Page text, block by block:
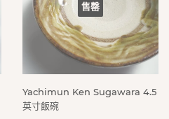
售罄
Yachimun Ken Sugawara 4.5
英寸飯碗